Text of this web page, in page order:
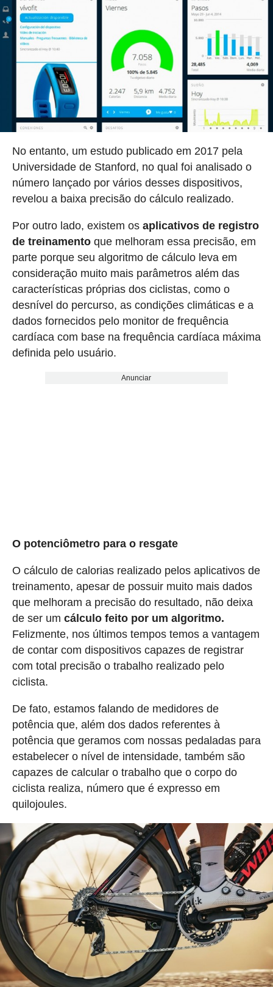
No entanto, um estudo publicado em 2017 pela
Universidade de Stanford, no qual foi analisado o
número lançado por vários desses dispositivos,
revelou a baixa precisão do cálculo realizado.
Por outro lado, existem os aplicativos de registro
de treinamentoque melhoram essa precisão, em
parte porque seu algoritmo de cálculo leva em
consideração muito mais parâmetros além das
características próprias dos ciclistas, como o
desnível do percurso, as condições climáticas e a
dados fornecidos pelo monitor de frequência
cardíaca com base na frequência cardíaca máxima
definida pelo usuário.
Anunciar
O potenciômetro para o resgate
O cálculo de calorias realizado pelos aplicativos de
treinamento, apesar de possuir muito mais dados
que melhoram a precisão do resultado, não deixa
de ser um cálculo feito por um algoritmo.
Felizmente, nos últimos tempos temos a vantagem
de contar com dispositivos capazes de registrar
com total precisão o trabalho realizado pelo
ciclista.
De fato, estamos falando de medidores de
potência que, além dos dados referentes à
potência que geramos com nossas pedaladas para
estabelecer o nível de intensidade, também são
capazes de calcular o trabalho que o corpo do
ciclista realiza, número que é expresso em
quilojoules.